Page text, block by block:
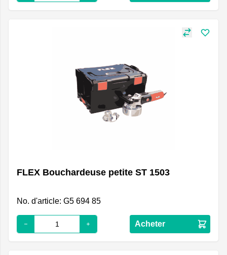
FLEX Bouchardeuse petite ST 1503
No. d'article: G5 694 85
Acheter